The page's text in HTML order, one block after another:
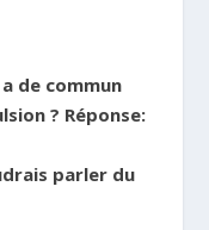
de commun
? Réponse:
parler du